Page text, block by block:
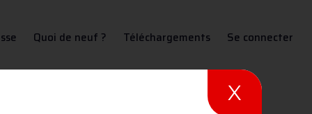
Quoi de neuf ? Téléchargements Se connecter
X